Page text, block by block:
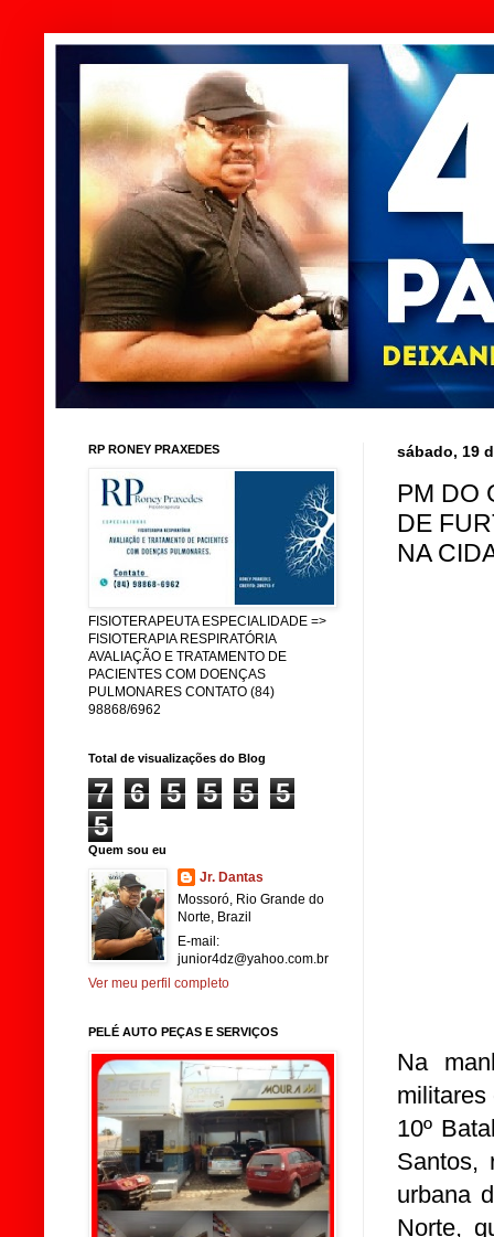
sábado, 19
PM DO
DE
NA
Na
militares
10º
Santos,
urbana
Norte,
RP RONEY PRAXEDES
FISIOTERAPEUTA ESPECIALIDADE =>
FISIOTERAPIA RESPIRATÓRIA
AVALIAÇÃO E TRATAMENTO DE
PACIENTES COM DOENÇAS
PULMONARES CONTATO (84)
98868/6962
Total de visualizações do Blog
7 6 5 5 5
5
5
Quem sou eu
Jr. Dantas
Mossoró, Rio Grande do
Norte, Brazil
E-mail:
junior4dz@yahoo.com.br
Ver meu perfil completo
PELÉ AUTO PEÇAS E SERVIÇOS